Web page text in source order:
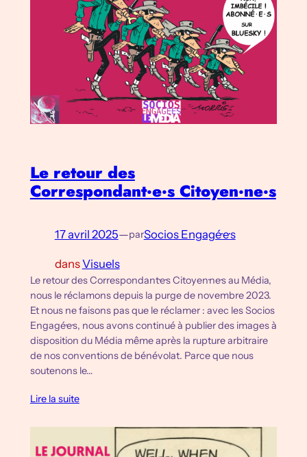
Le retour des
Correspondant·e·s Citoyen·ne·s
17 avril 2025—parSocios Engagé·e·s
dansVisuels
Le retour des Correspondant·e·s Citoyen·ne·s au Média,
nous le réclamons depuis la purge de novembre 2023.
Et nous ne faisons pas que le réclamer : avec les Socios
Engagé·e·s, nous avons continué à publier des images à
disposition du Média même après la rupture arbitraire
de nos conventions de bénévolat. Parce que nous
soutenons le…
Lire la suite